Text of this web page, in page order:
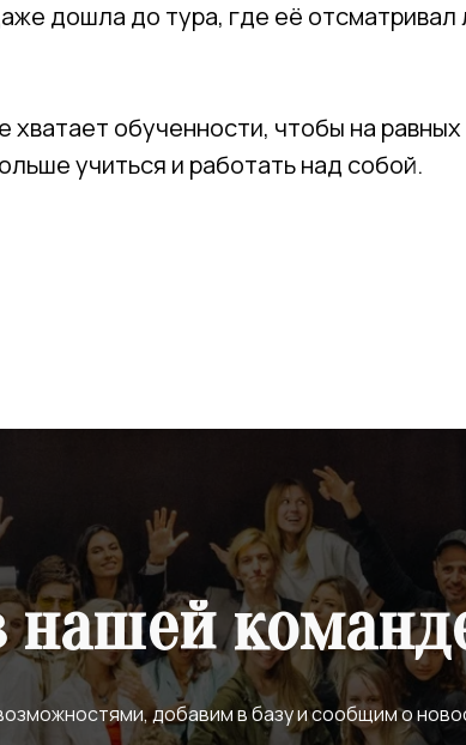
дошла до тура, где её отсматривал
хватает обученности, чтобы на равных
учиться и работать над собой.
нашей
добавим в базу и сообщим о